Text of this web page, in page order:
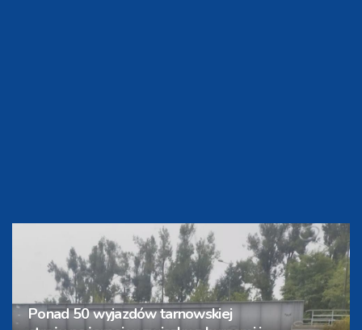
Chorzy i cierpiący modlą się przed
Jezusem Przemienionym. Przystępują